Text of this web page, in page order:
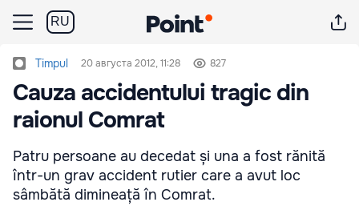
RU
Timpul 20 августа 2012, 11:28 827
Cauza accidentului tragic din
raionul Comrat
Patru persoane au decedat și una a fost rănită
într-un grav accident rutier care a avut loc
sâmbătă dimineață în Comrat.